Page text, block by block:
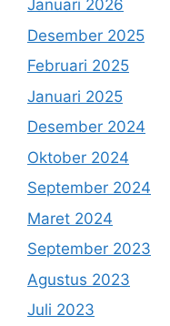
Januari 2026
Desember 2025
Februari 2025
Januari 2025
Desember 2024
Oktober 2024
September 2024
Maret 2024
September 2023
Agustus 2023
Juli 2023